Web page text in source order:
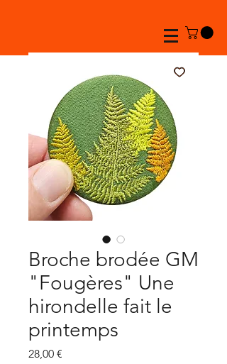
Broche brodée GM
"Fougères" Une
hirondelle fait le
printemps
28,00 €